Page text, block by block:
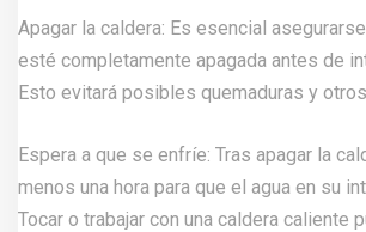
Apagar la caldera: Es esencial
esté completamente apagada antes de
Esto evitará posibles quemaduras y
Espera a que se enfríe: Tras apagar la
menos una hora para que el agua en su
Tocar o trabajar con una caldera caliente